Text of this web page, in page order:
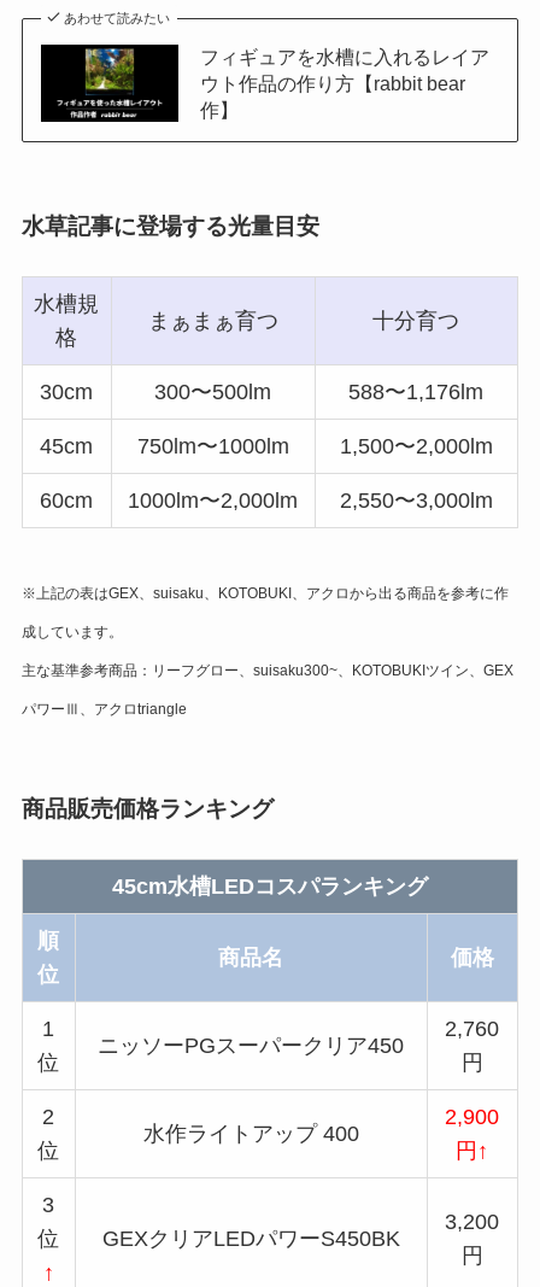
あわせて読みたい
フィギュアを水槽に入れるレイア
ウト作品の作り方【rabbit bear
作】
水草記事に登場する光量目安
水槽規
格
まぁまぁ育つ 十分育つ
30cm 300〜500lm 588〜1,176lm
45cm 750lm〜1000lm 1,500〜2,000lm
60cm 1000lm〜2,000lm 2,550〜3,000lm
※上記の表はGEX、suisaku、KOTOBUKI、アクロから出る商品を参考に作
成しています。
主な基準参考商品：リーフグロー、suisaku300~、KOTOBUKIツイン、GEX
パワーⅢ、アクロtriangle
商品販売価格ランキング
45cm水槽LEDコスパランキング
順
位
商品名 価格
1
位
ニッソーPGスーパークリア450
2,760
円
2
位
水作ライトアップ 400
2,900
円↑
3
位
↑
GEXクリアLEDパワーS450BK
3,200
円